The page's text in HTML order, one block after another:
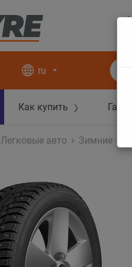
ru
Как купить ❯
Легковые авто Зимние